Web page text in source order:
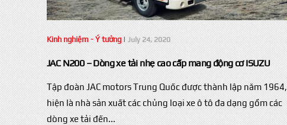
Kinh nghiệm - Ý tưởng | July 24, 2020
JAC N200 – Dòng xe tải nhẹ cao cấp mang động cơ ISUZU
Tập đoàn JAC motors Trung Quốc được thành lập năm 1964,
hiện là nhà sản xuất các chủng loại xe ô tô đa dạng gồm các
dòng xe tải đến...